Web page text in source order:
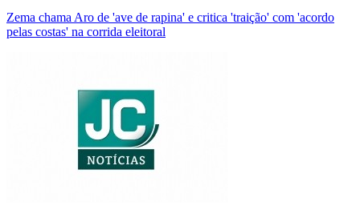
Zema chama Aro de 'ave de rapina' e critica 'traição' com 'acordo
pelas costas' na corrida eleitoral